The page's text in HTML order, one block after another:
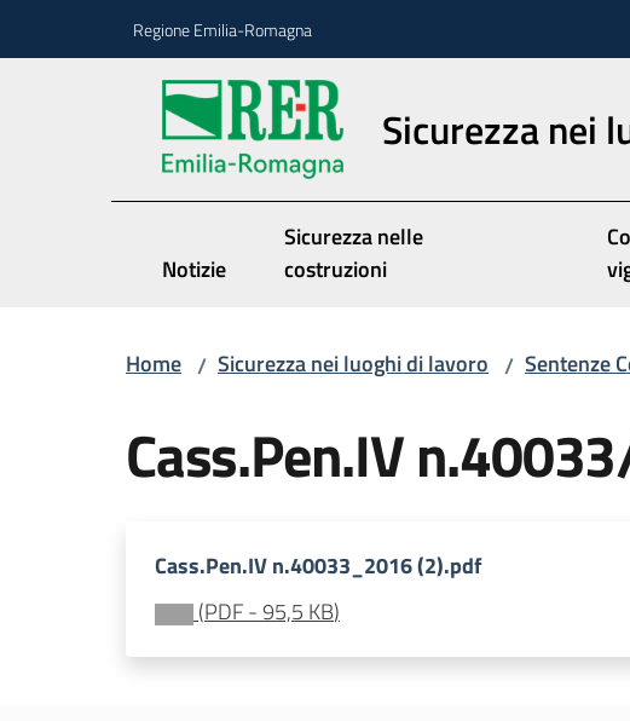
Regione Emilia-Romagna
Sicurezza nei
Notizie
Sicurezza nelle
costruzioni
Home / Sicurezza nei luoghi di lavoro / Sentenze
Cass.Pen.IV
Cass.Pen.IV n.40033_2016 (2).pdf
(PDF-95,5 KB)